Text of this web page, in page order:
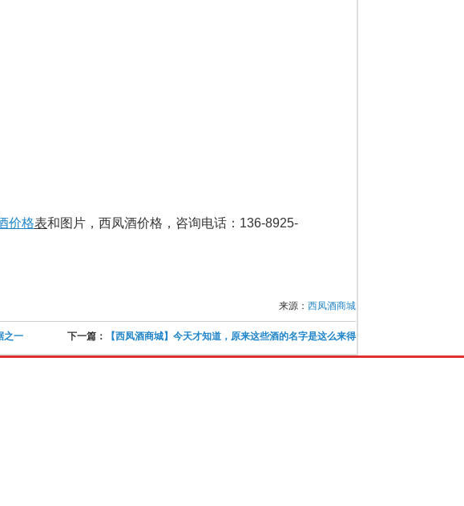
价格表和图片，西凤酒价格，咨询电话：136-8925-
来源： 西凤酒商城
之一 下一篇： 【西凤酒商城】今天才知道，原来这些酒的名字是这么来得